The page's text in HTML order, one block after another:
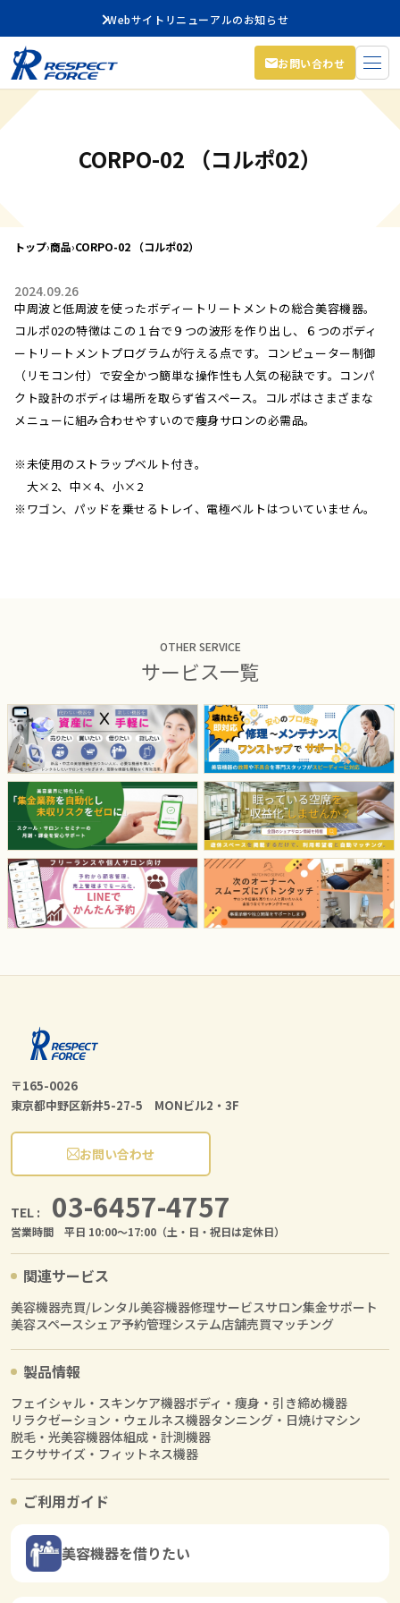
Webサイトリニューアルのお知らせ
お問い合わせ
CORPO-02 （コルポ02）
トップ›商品›CORPO-02 （コルポ02）
2024.09.26
中周波と低周波を使ったボディートリートメントの総合美容機器。
コルポ02の特徴はこの１台で９つの波形を作り出し、６つのボディ
ートリートメントプログラムが行える点です。コンピューター制御
（リモコン付）で安全かつ簡単な操作性も人気の秘訣です。コンパ
クト設計のボディは場所を取らず省スペース。コルポはさまざまな
メニューに組み合わせやすいので痩身サロンの必需品。
※未使用のストラップベルト付き。
大×2、中×4、小×2
※ワゴン、パッドを乗せるトレイ、電極ベルトはついていません。
OTHER SERVICE
サービス一覧
〒165-0026
東京都中野区新井5-27-5 MONビル2・3F
お問い合わせ
TEL : 03-6457-4757
営業時間 平日 10:00〜17:00（土・日・祝日は定休日）
関連サービス
美容機器売買/レンタル美容機器修理サービスサロン集金サポート
美容スペースシェア予約管理システム店舗売買マッチング
製品情報
フェイシャル・スキンケア機器ボディ・痩身・引き締め機器
リラクゼーション・ウェルネス機器タンニング・日焼けマシン
脱毛・光美容機器体組成・計測機器
エクササイズ・フィットネス機器
ご利用ガイド
美容機器を借りたい